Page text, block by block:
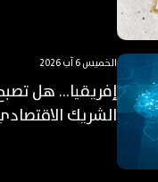
الخميس 6 آب 2026
إفريقيا... هل
الشريك